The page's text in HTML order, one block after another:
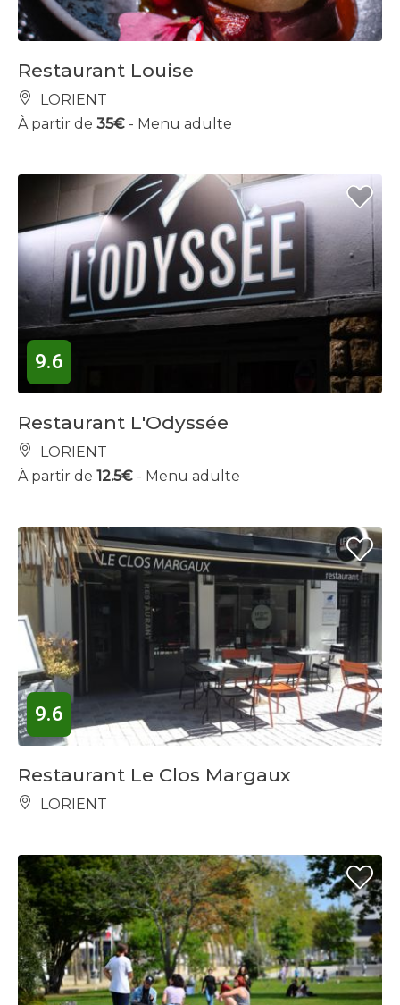
Restaurant Louise
LORIENT
À partir de 35€ - Menu adulte
9.6
Restaurant L'Odyssée
LORIENT
À partir de 12.5€ - Menu adulte
9.6
Restaurant Le Clos Margaux
LORIENT